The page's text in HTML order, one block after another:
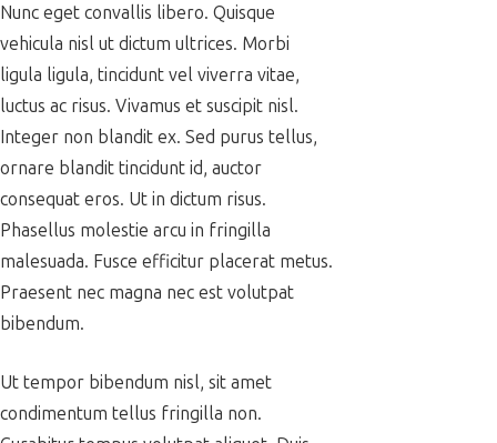
Nunc eget convallis libero. Quisque
vehicula nisl ut dictum ultrices. Morbi
ligula ligula, tincidunt vel viverra vitae,
luctus ac risus. Vivamus et suscipit nisl.
Integer non blandit ex. Sed purus tellus,
ornare blandit tincidunt id, auctor
consequat eros. Ut in dictum risus.
Phasellus molestie arcu in fringilla
malesuada. Fusce efficitur placerat metus.
Praesent nec magna nec est volutpat
bibendum.
Ut tempor bibendum nisl, sit amet
condimentum tellus fringilla non.